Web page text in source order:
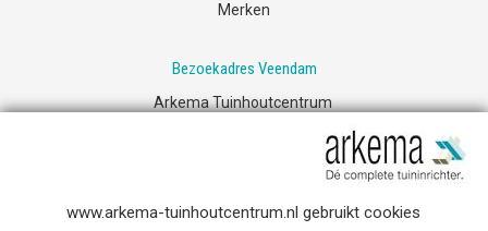
Merken
Bezoekadres Veendam
Arkema Tuinhoutcentrum
www.arkema-tuinhoutcentrum.nl gebruikt cookies